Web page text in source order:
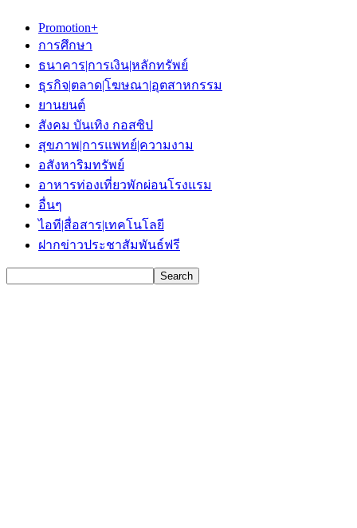
Promotion+
การศึกษา
ธนาคาร|การเงิน|หลักทรัพย์
ธุรกิจ|ตลาด|โฆษณา|อุตสาหกรรม
ยานยนต์
สังคม บันเทิง กอสซิป
สุขภาพ|การแพทย์|ความงาม
อสังหาริมทรัพย์
อาหารท่องเที่ยวพักผ่อนโรงแรม
อื่นๆ
ไอที|สื่อสาร|เทคโนโลยี
ฝากข่าวประชาสัมพันธ์ฟรี